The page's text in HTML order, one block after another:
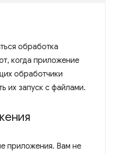
обработка
когда приложение
обработчики
их запуск с файлами.
приложения. Вам не